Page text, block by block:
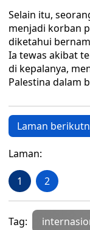
Selain itu,
menjadi korban
diketahui
Ia tewas akibat
di kepalanya,
Palestina dalam
Laman
Laman:
1 2
Tag: